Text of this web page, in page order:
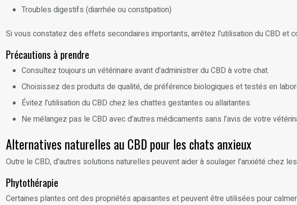
Troubles digestifs (diarrhée ou constipation)
Si vous constatez des effets secondaires importants, arrêtez l’utilisation du CBD et
Précautions à prendre
Consultez toujours un vétérinaire avant d’administrer du CBD à votre chat.
Choisissez des produits de qualité, de préférence biologiques et testés en
Évitez l’utilisation du CBD chez les chattes gestantes ou allaitantes.
Ne mélangez pas le CBD avec d’autres médicaments sans l’avis de votre
Alternatives naturelles au CBD pour les chats anxieux
Outre le CBD, d’autres solutions naturelles peuvent aider à soulager l’anxiété chez
Phytothérapie
Certaines plantes ont des propriétés apaisantes et peuvent être utilisées pour